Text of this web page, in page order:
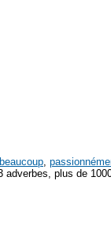
beaucoup,
adverbes, plus de